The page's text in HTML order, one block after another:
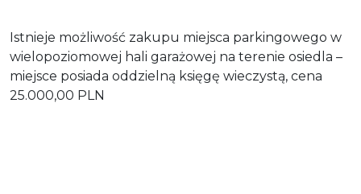
Istnieje możliwość zakupu miejsca parkingowego w
wielopoziomowej hali garażowej na terenie osiedla –
miejsce posiada oddzielną księgę wieczystą, cena
25.000,00 PLN